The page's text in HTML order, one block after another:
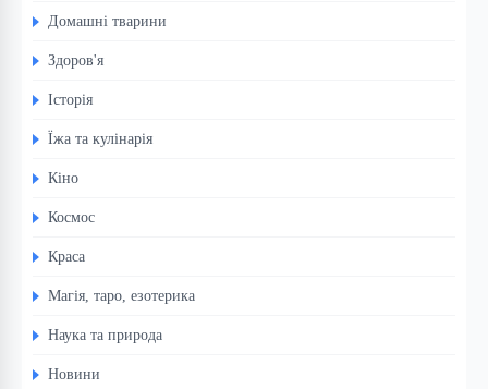
Домашні тварини
Здоров'я
Історія
Їжа та кулінарія
Кіно
Космос
Краса
Магія, таро, езотерика
Наука та природа
Новини